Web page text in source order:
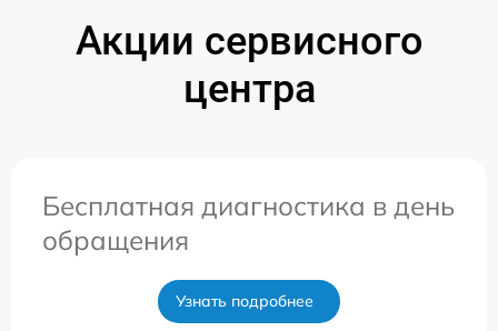
Акции сервисного
центра
Бесплатная диагностика в день
обращения
Узнать подробнее